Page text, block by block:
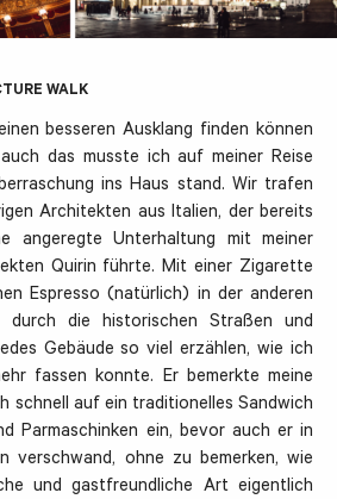
WALK
besseren Ausklang finden können
das musste ich auf meiner Reise
ins Haus stand. Wir trafen
Architekten aus Italien, der bereits
angeregte Unterhaltung mit meiner
Quirin führte. Mit einer Zigarette
Espresso (natürlich) in der anderen
die historischen Straßen und
Gebäude so viel erzählen, wie ich
fassen konnte. Er bemerkte meine
schnell auf ein traditionelles Sandwich
Parmaschinken ein, bevor auch er in
verschwand, ohne zu bemerken, wie
und gastfreundliche Art eigentlich